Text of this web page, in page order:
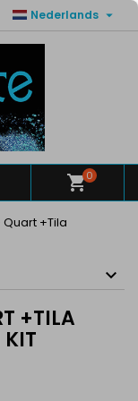
Nederlands 
0
Quart +Tila
+TILA
×
×
×
verlanglijst
×
uw verlanglijst
Inloggen